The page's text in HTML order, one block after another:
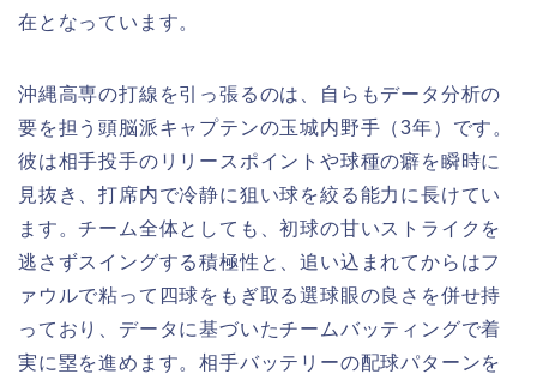
在となっています。
沖縄高専の打線を引っ張るのは、自らもデータ分析の
要を担う頭脳派キャプテンの玉城内野手（3年）です。
彼は相手投手のリリースポイントや球種の癖を瞬時に
見抜き、打席内で冷静に狙い球を絞る能力に長けてい
ます。チーム全体としても、初球の甘いストライクを
逃さずスイングする積極性と、追い込まれてからはフ
ァウルで粘って四球をもぎ取る選球眼の良さを併せ持
っており、データに基づいたチームバッティングで着
実に塁を進めます。相手バッテリーの配球パターンを